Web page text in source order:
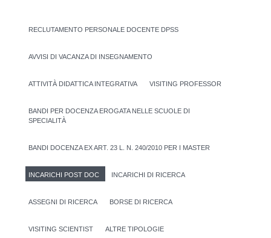
RECLUTAMENTO PERSONALE DOCENTE DPSS
AVVISI DI VACANZA DI INSEGNAMENTO
ATTIVITÀ DIDATTICA INTEGRATIVA VISITING PROFESSOR
BANDI PER DOCENZA EROGATA NELLE SCUOLE DI
SPECIALITÀ
BANDI DOCENZA EX ART. 23 L. N. 240/2010 PER I MASTER
INCARICHI POST DOC INCARICHI DI RICERCA
ASSEGNI DI RICERCA BORSE DI RICERCA
VISITING SCIENTIST ALTRE TIPOLOGIE